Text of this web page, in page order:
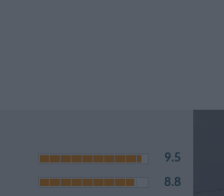
9.5
8.8